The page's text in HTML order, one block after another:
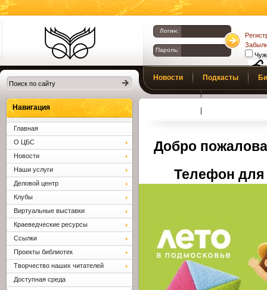
Библиотеки
Клина. Клинская
ЦБС.
Логин:
Пароль:
Новости Подкасты
Добро
Телефон для
Навигация
Главная
О ЦБС
Новости
Наши услуги
Деловой центр
Клубы
Виртуальные выставки
Краеведческие ресурсы
Ссылки
Проекты библиотек
Творчество наших читателей
Доступная среда